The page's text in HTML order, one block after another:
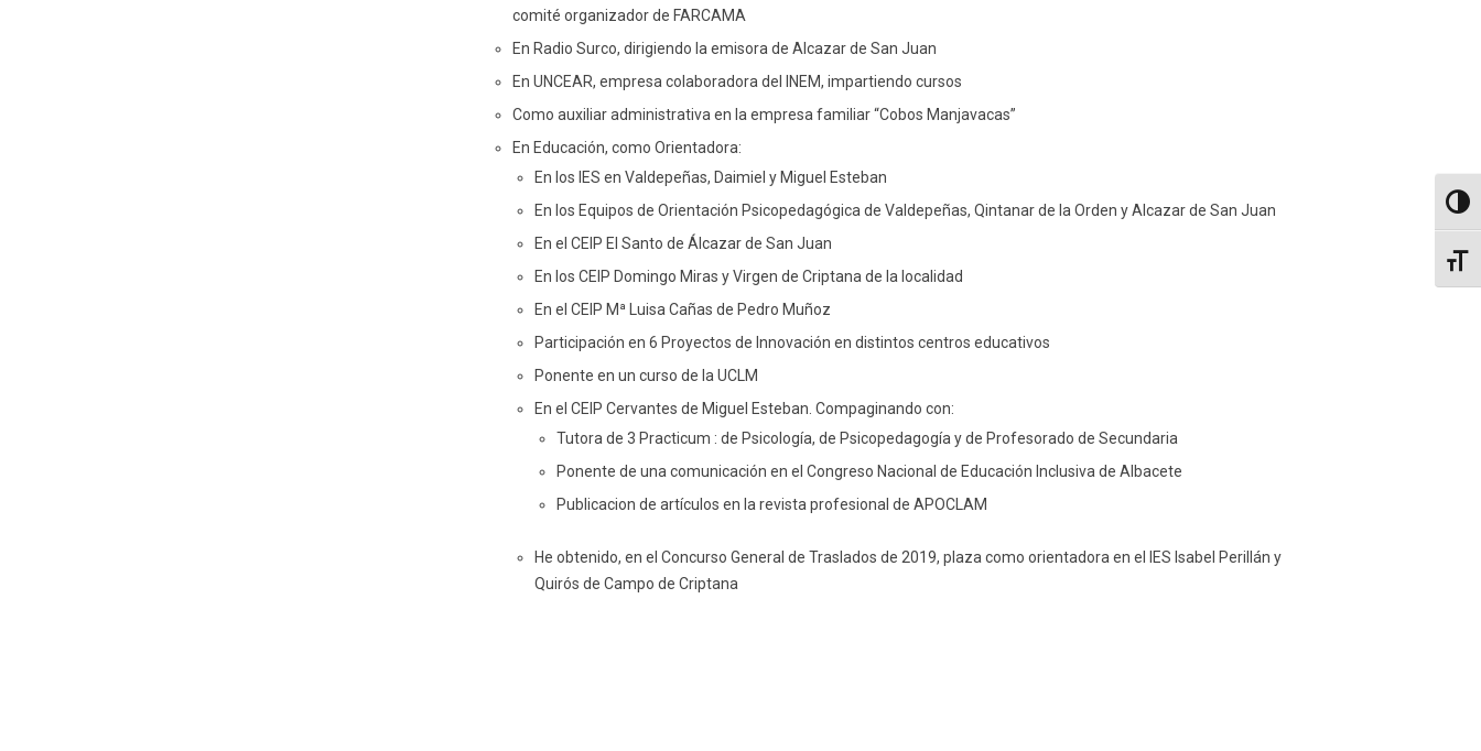
comité organizador de FARCAMA
En Radio Surco, dirigiendo la emisora de Alcazar de San Juan
En UNCEAR, empresa colaboradora del INEM, impartiendo cursos
Como auxiliar administrativa en la empresa familiar “Cobos Manjavacas”
En Educación, como Orientadora:
En los IES en Valdepeñas, Daimiel y Miguel Esteban
En los Equipos de Orientación Psicopedagógica de Valdepeñas, Qintanar de la Orden y Alcazar de San Juan
En el CEIP El Santo de Álcazar de San Juan
En los CEIP Domingo Miras y Virgen de Criptana de la localidad
En el CEIP Mª Luisa Cañas de Pedro Muñoz
Participación en 6 Proyectos de Innovación en distintos centros educativos
Ponente en un curso de la UCLM
En el CEIP Cervantes de Miguel Esteban. Compaginando con:
Tutora de 3 Practicum : de Psicología, de Psicopedagogía y de Profesorado de Secundaria
Ponente de una comunicación en el Congreso Nacional de Educación Inclusiva de Albacete
Publicacion de artículos en la revista profesional de APOCLAM
He obtenido, en el Concurso General de Traslados de 2019, plaza como orientadora en el IES Isabel Perillán y
Quirós de Campo de Criptana